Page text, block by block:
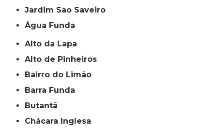
jardim São Saveiro
Água Funda
Alto da Lapa
Alto de Pinheiros
Bairro do Limão
Barra Funda
Butantã
Chácara Inglesa